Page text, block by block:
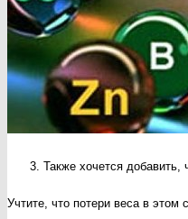
Также хочется добавить,
Учтите, что потери веса в этом